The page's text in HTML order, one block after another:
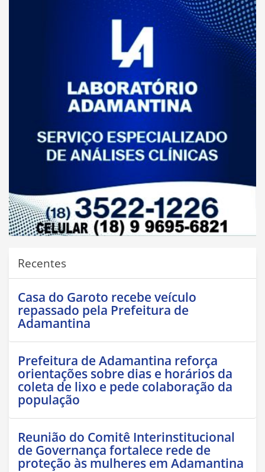
Recentes
Casa do Garoto recebe veículo
repassado pela Prefeitura de
Adamantina
Prefeitura de Adamantina reforça
orientações sobre dias e horários da
coleta de lixo e pede colaboração da
população
Reunião do Comitê Interinstitucional
de Governança fortalece rede de
proteção às mulheres em Adamantina